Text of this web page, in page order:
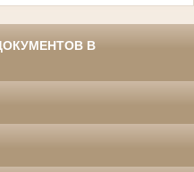
В